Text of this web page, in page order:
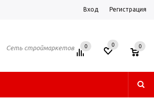
Вход Регистрация
Сеть строймаркетов 0 0 0